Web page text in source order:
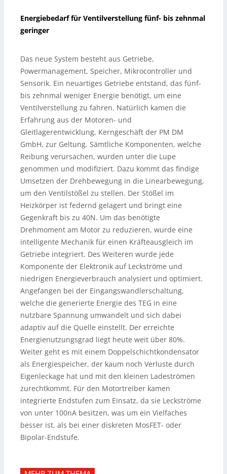
Energiebedarf für Ventilverstellung fünf- bis zehnmal
geringer
Das neue System besteht aus Getriebe,
Powermanagement, Speicher, Mikrocontroller und
Sensorik. Ein neuartiges Getriebe entstand, das fünf-
bis zehnmal weniger Energie benötigt, um eine
Ventilverstellung zu fahren. Natürlich kamen die
Erfahrung aus der Motoren- und
Gleitlagerentwicklung, Kerngeschäft der PM DM
GmbH, zur Geltung. Sämtliche Komponenten, welche
Reibung verursachen, wurden unter die Lupe
genommen und modifiziert. Dazu kommt das findige
Umsetzen der Drehbewegung in die Linearbewegung,
um den Ventilstößel zu stellen. Der Stößel im
Heizkörper ist federnd gelagert und bringt eine
Gegenkraft bis zu 40N. Um das benötigte
Drehmoment am Motor zu reduzieren, wurde eine
intelligente Mechanik für einen Kräfteausgleich im
Getriebe integriert. Des Weiteren wurde jede
Komponente der Elektronik auf Leckströme und
niedrigen Energieverbrauch analysiert und optimiert.
Angefangen bei der Eingangswandlerschaltung,
welche die generierte Energie des TEG in eine
nutzbare Spannung umwandelt und sich dabei
adaptiv auf die Quelle einstellt. Der erreichte
Energienutzungsgrad liegt heute weit über 80%.
Weiter geht es mit einem Doppelschichtkondensator
als Energiespeicher, der kaum noch Verluste durch
Eigenleckage hat und mit den kleinen Ladeströmen
zurechtkommt. Für den Motortreiber kamen
integrierte Endstufen zum Einsatz, da sie Leckströme
von unter 100nA besitzen, was um ein Vielfaches
besser ist, als bei einer diskreten MosFET- oder
Bipolar-Endstufe.